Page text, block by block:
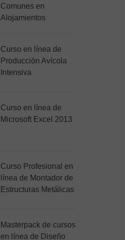
Comunes en
Alojamientos
Curso en línea de
Producción Avícola
Intensiva
Curso en línea de
Microsoft Excel 2013
Curso Profesional en
línea de Montador de
Estructuras Metálicas
Masterpack de cursos
en línea de Diseño